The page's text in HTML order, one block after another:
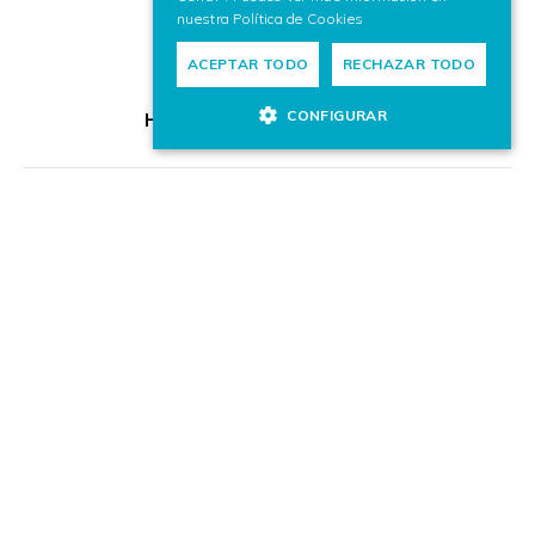
HR Excellence in Research
nuestra Política de Cookies
ACEPTAR TODO RECHAZAR TODO
CONFIGURAR